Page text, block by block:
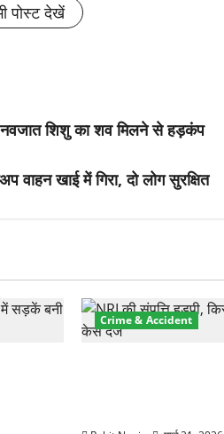
पोस्ट देखें
शिशु का शव मिलने से हड़कंप
वाहन खाई में गिरा, दो लोग सुरक्षित
Crime & Accident